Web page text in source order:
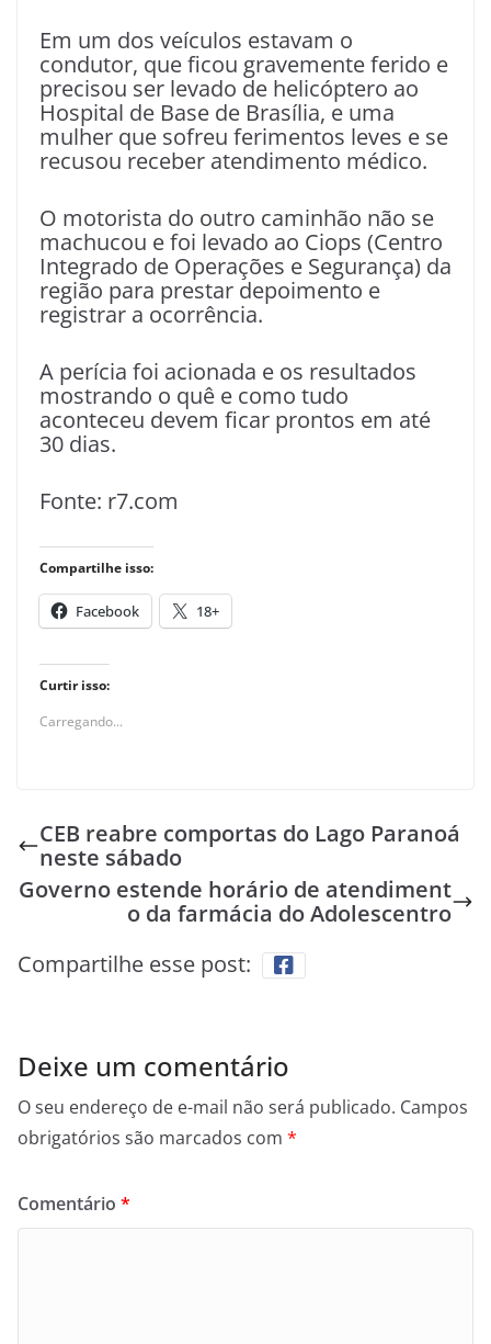
Em um dos veículos estavam o
condutor, que ficou gravemente ferido e
precisou ser levado de helicóptero ao
Hospital de Base de Brasília, e uma
mulher que sofreu ferimentos leves e se
recusou receber atendimento médico.
O motorista do outro caminhão não se
machucou e foi levado ao Ciops (Centro
Integrado de Operações e Segurança) da
região para prestar depoimento e
registrar a ocorrência.
A perícia foi acionada e os resultados
mostrando o quê e como tudo
aconteceu devem ficar prontos em até
30 dias.
Fonte: r7.com
Compartilhe isso:
Facebook 18+
Curtir isso:
Carregando...
CEB reabre comportas do Lago Paranoá
neste sábado
Governo estende horário de atendiment
o da farmácia do Adolescentro
Compartilhe esse post:
Deixe um comentário
O seu endereço de e-mail não será publicado. Campos
obrigatórios são marcados com *
Comentário *